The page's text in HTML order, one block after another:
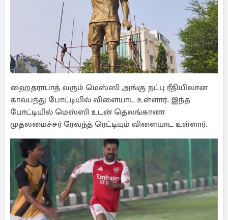
ஹைதராபாத் வரும் மெஸ்ஸி அங்கு நட்பு ரீதியிலான
கால்பந்து போட்டியில் விளையாட உள்ளார். இந்த
போட்டியில் மெஸ்ஸி உடன் தெலங்கானா
முதலமைச்சர் ரேவந்த் ரெட்டியும் விளையாட உள்ளார்.